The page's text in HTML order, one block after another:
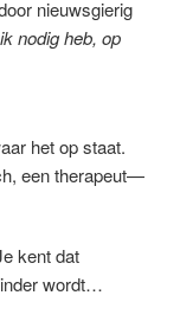
nieuwsgierig
nodig heb, op
het op staat.
een therapeut—
kent dat
wordt…